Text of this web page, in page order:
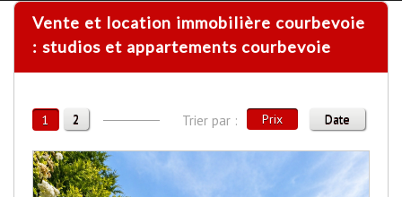
Vente et location immobilière courbevoie
: studios et appartements courbevoie
1 2 Trier par : Prix Date